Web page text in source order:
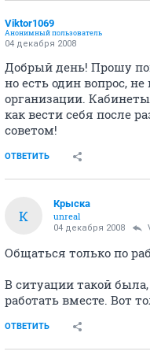
Viktor1069
Анонимный пользователь
04 декабря 2008
Добрый день! Прошу
но есть один вопрос,
организации.
как вести себя после
советом!
ОТВЕТИТЬ
К
Крыска
unreal
04 декабря 2008
Общаться только по
В ситуации такой
работать вместе. Вот
ОТВЕТИТЬ